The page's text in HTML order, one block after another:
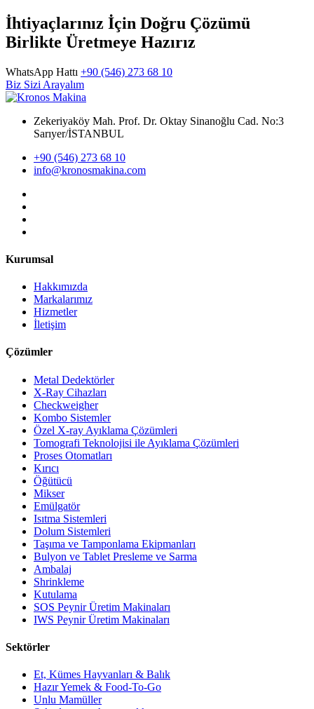
İhtiyaçlarınız İçin Doğru Çözümü
Birlikte Üretmeye Hazırız
WhatsApp Hattı +90 (546) 273 68 10
Biz Sizi Arayalım
Zekeriyaköy Mah. Prof. Dr. Oktay Sinanoğlu Cad. No:3
Sarıyer/İSTANBUL
+90 (546) 273 68 10
info@kronosmakina.com
Kurumsal
Hakkımızda
Markalarımız
Hizmetler
İletişim
Çözümler
Metal Dedektörler
X-Ray Cihazları
Checkweigher
Kombo Sistemler
Özel X-ray Ayıklama Çözümleri
Tomografi Teknolojisi ile Ayıklama Çözümleri
Proses Otomatları
Kırıcı
Öğütücü
Mikser
Emülgatör
Isıtma Sistemleri
Dolum Sistemleri
Taşıma ve Tamponlama Ekipmanları
Bulyon ve Tablet Presleme ve Sarma
Ambalaj
Shrinkleme
Kutulama
SOS Peynir Üretim Makinaları
IWS Peynir Üretim Makinaları
Sektörler
Et, Kümes Hayvanları & Balık
Hazır Yemek & Food-To-Go
Unlu Mamüller